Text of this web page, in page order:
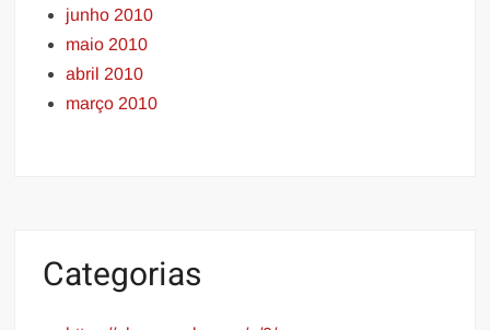
junho 2010
maio 2010
abril 2010
março 2010
Categorias